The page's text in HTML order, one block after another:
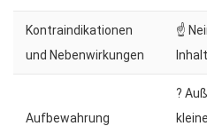
Kontraindikationen
und Nebenwirkungen
☝
Aufbewahrung
?